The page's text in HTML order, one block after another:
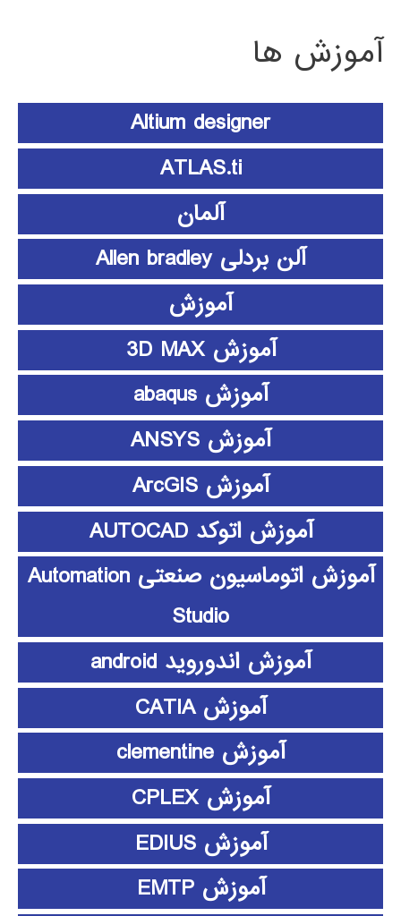
آموزش ها
Altium designer
ATLAS.ti
آلمان
آلن بردلی Allen bradley
آموزش
آموزش 3D MAX
آموزش abaqus
آموزش ANSYS
آموزش ArcGIS
آموزش اتوکد AUTOCAD
آموزش اتوماسیون صنعتی Automation
Studio
آموزش اندوروید android
آموزش CATIA
آموزش clementine
آموزش CPLEX
آموزش EDIUS
آموزش EMTP